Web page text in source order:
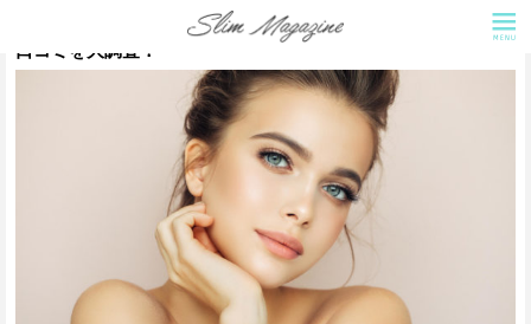
リフトアップに効果のある美顔器はどれ？おすすめの美顔器と
口コミを大調査！